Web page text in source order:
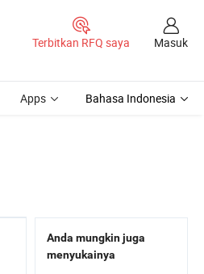
Terbitkan RFQ saya Masuk
Apps Bahasa Indonesia
Anda mungkin juga
menyukainya